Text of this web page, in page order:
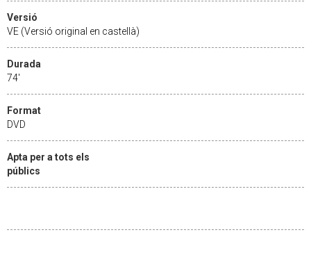
Versió
VE (Versió original en castellà)
Durada
74'
Format
DVD
Apta per a tots els
públics